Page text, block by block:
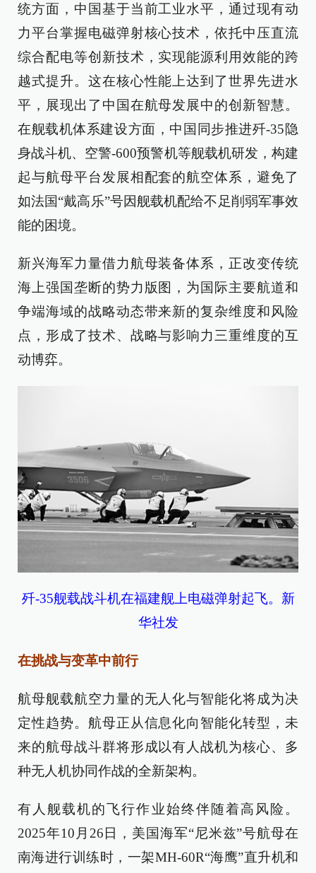
统方面，中国基于当前工业水平，通过现有动
力平台掌握电磁弹射核心技术，依托中压直流
综合配电等创新技术，实现能源利用效能的跨
越式提升。这在核心性能上达到了世界先进水
平，展现出了中国在航母发展中的创新智慧。
在舰载机体系建设方面，中国同步推进歼-35隐
身战斗机、空警-600预警机等舰载机研发，构建
起与航母平台发展相配套的航空体系，避免了
如法国“戴高乐”号因舰载机配给不足削弱军事效
能的困境。
新兴海军力量借力航母装备体系，正改变传统
海上强国垄断的势力版图，为国际主要航道和
争端海域的战略动态带来新的复杂维度和风险
点，形成了技术、战略与影响力三重维度的互
动博弈。
歼-35舰载战斗机在福建舰上电磁弹射起飞。新
华社发
在挑战与变革中前行
航母舰载航空力量的无人化与智能化将成为决
定性趋势。航母正从信息化向智能化转型，未
来的航母战斗群将形成以有人战机为核心、多
种无人机协同作战的全新架构。
有人舰载机的飞行作业始终伴随着高风险。
2025年10月26日，美国海军“尼米兹”号航母在
南海进行训练时，一架MH-60R“海鹰”直升机和